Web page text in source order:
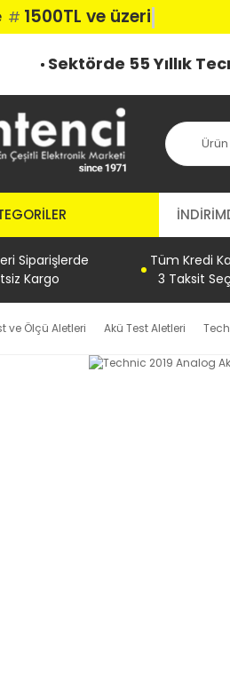
# 1500TL ve üzeri ka
Sektörde 55 Yıllık
Siparişlerde
Kargo
Tüm Kredi
3 Taksit
ve Ölçü Aletleri Akü Test Aletleri